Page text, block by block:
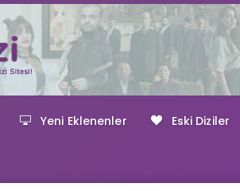
Yeni Eklenenler Eski Diziler